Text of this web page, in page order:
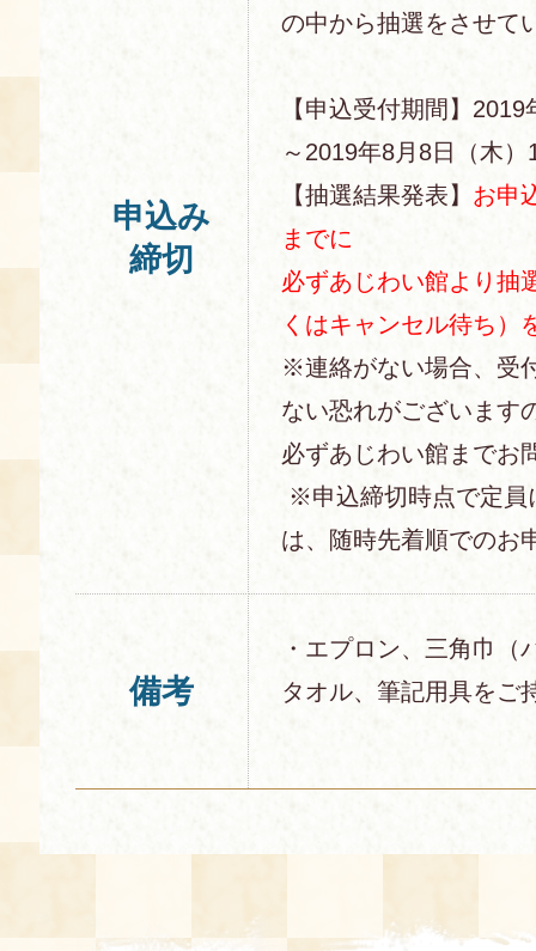
申込み
締切
の中から抽選をさせて
【申込受付期間】
～2019年8月8日（木）
【抽選結果発表】 お申
までに
必ずあじわい館より抽
くはキャンセル待ち）
※連絡がない場合、受
ない恐れがございます
必ずあじわい館までお
※申込締切時点で定員
は、随時先着順でのお
備考
・エプロン、三角巾（
タオル、筆記用具をご